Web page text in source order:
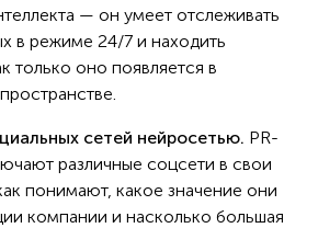
— он умеет отслеживать
в режиме 24/7 и находить
только оно появляется в
сетей нейросетью. PR-
различные соцсети в свои
понимают, какое значение они
компании и насколько большая